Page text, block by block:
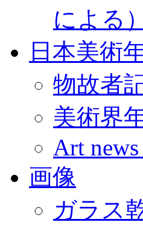
による）
日本美術
物故者
美術界
Art
画像
ガラス